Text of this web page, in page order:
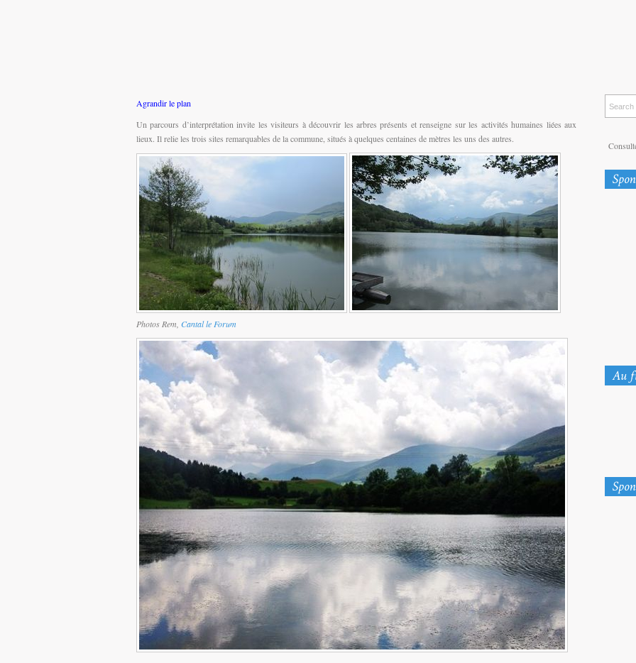
Agrandir le plan
Un parcours d’interprétation invite les visiteurs à découvrir les arbres présents et renseigne sur les activités humaines liées aux
lieux. Il relie les trois sites remarquables de la commune, situés à quelques centaines de mètres les uns des autres.
Photos Rem, Cantal le Forum